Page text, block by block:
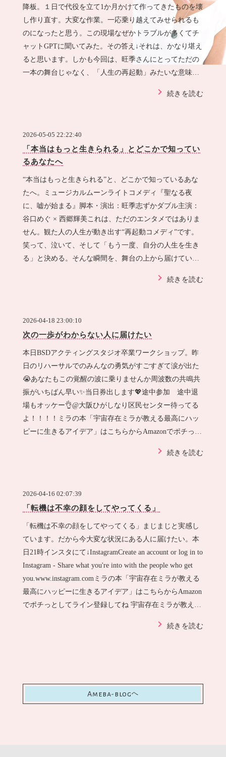
降板。１日で代役を立て1か月かけて作ってきたものを壊
し作り直す。大変な作業。一応乗り越えてみせられるも
のになったと思う。この現場なぜかトラブルが多くてチ
ャットGPTに聞いてみた。その答え↓それは、かなり堪え
ると思います。しかも今回は、旺季さんにとってただの
一本の舞台じゃなく、「人生の再起動」みたいな意味を
続きを読む
2026-05-05 22:22:40
「本当はもっと生きられる」とどこかで知ってい
るあなたへ
“本当はもっと生きられる”と、どこかで知っているあな
たへ。ミュージカルムーンライトコメディ『聖なる夜
に、嘘が始まる』脚本・演出：旺季志ずかダブル主演：
谷口めぐ × 西郷輝美これは、ただのエンタメではありま
せん。観た人の人生が動き出す“再起動コメディ”です。
笑って、泣いて、そして「もう一度、自分の人生を生き
る」と決める。そんな瞬間を、舞台の上から届けていま
続きを読む
2026-04-18 23:00:10
次の一歩がわからない人に届けたい
本日BSDアクティングスタジオ卒業ワークショップ。昨
日のリハーサルでのみんなの勇気がすごすぎて涙が出た
😭あなたもこの覚醒の波に乗りませんか周波数の共鳴共
振がいちばん早い✨当日券出します💖途中参加 途中退
場もオッケー👌@大阪ひがしなり区民センター待ってる
よ！！！！ミラの本「宇宙存在ミラが教える最高にハッ
ピーに生きるアイデア」はこちらからAmazonでポチっと
続きを読む
2026-04-16 02:07:39
「転機は不幸の顔をしてやってくる」
「転機は不幸の顔をしてやってくる」まじまじと実感し
ています。だから今大変な状況にある人に届けたい。本
日21時インスタにて↓InstagramCreate an account or log in to
Instagram - Share what you're into with the people who get
you.www.instagram.comミラの本「宇宙存在ミラが教える
最高にハッピーに生きるアイデア」はこちらからAmazon
でポチっとしてライン登録してね 宇宙存在ミラが教え
続きを読む
Ameba-blogへ